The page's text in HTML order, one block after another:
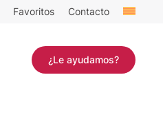
Favoritos Contacto
¿Le ayudamos?